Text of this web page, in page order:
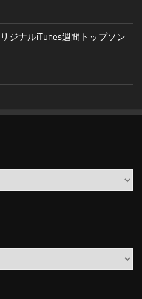
ジナルiTunes週間トップソン